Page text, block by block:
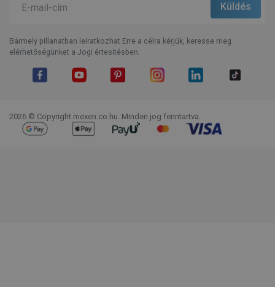
Bármely pillanatban leiratkozhat.Erre a célra kérjük, keresse meg
elérhetőségünket a Jogi értesítésben.
2026 © Copyright mexen.co.hu. Minden jog fenntartva.